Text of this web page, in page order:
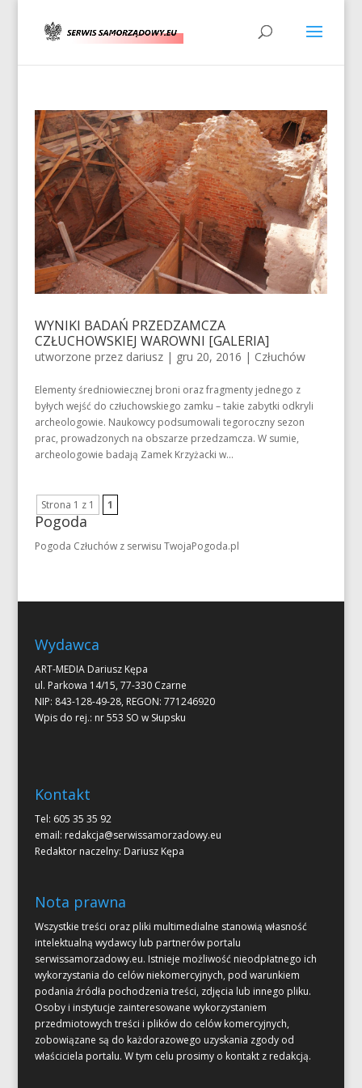
WYNIKI BADAŃ PRZEDZAMCZA
CZŁUCHOWSKIEJ WAROWNI [GALERIA]
utworzone przez dariusz| gru 20, 2016 | Człuchów
Elementy średniowiecznej broni oraz fragmenty jednego z
byłych wejść do człuchowskiego zamku – takie zabytki odkryli
archeologowie. Naukowcy podsumowali tegoroczny sezon
prac, prowadzonych na obszarze przedzamcza. W sumie,
archeologowie badają Zamek Krzyżacki w...
Strona 1 z 1 1
Pogoda
Pogoda Człuchówz serwisu TwojaPogoda.pl
Wydawca
ART-MEDIA Dariusz Kępa
ul. Parkowa 14/15, 77-330 Czarne
NIP: 843-128-49-28, REGON: 771246920
Wpis do rej.: nr 553 SO w Słupsku
Kontakt
Tel: 605 35 35 92
email: redakcja@serwissamorzadowy.eu
Redaktor naczelny: Dariusz Kępa
Nota prawna
Wszystkie treści oraz pliki multimedialne stanowią własność
intelektualną wydawcy lub partnerów portalu
serwissamorzadowy.eu. Istnieje możliwość nieodpłatnego ich
wykorzystania do celów niekomercyjnych, pod warunkiem
podania źródła pochodzenia treści, zdjęcia lub innego pliku.
Osoby i instytucje zainteresowane wykorzystaniem
przedmiotowych treści i plików do celów komercyjnych,
zobowiązane są do każdorazowego uzyskania zgody od
właściciela portalu. W tym celu prosimy o kontakt z redakcją.